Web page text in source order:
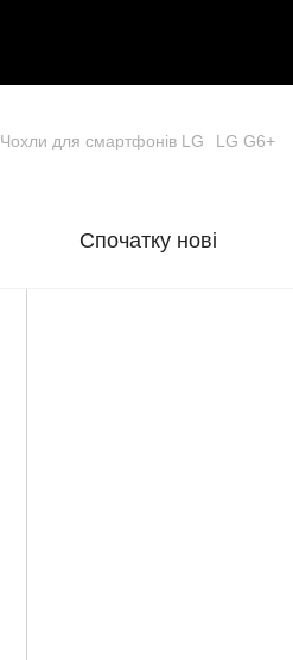
Чохли для смартфонів LG LG G6+
Спочатку нові